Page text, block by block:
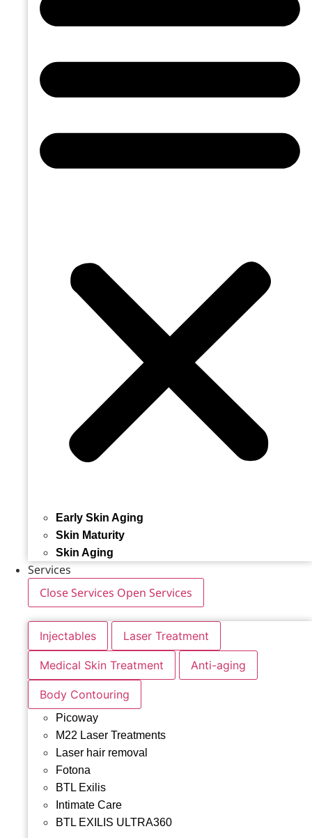
Early Skin Aging
Skin Maturity
Skin Aging
Services
Close Services Open Services
Injectables Laser Treatment
Medical Skin Treatment Anti-aging
Body Contouring
Picoway
M22 Laser Treatments
Laser hair removal
Fotona
BTL Exilis
Intimate Care
BTL EXILIS ULTRA360